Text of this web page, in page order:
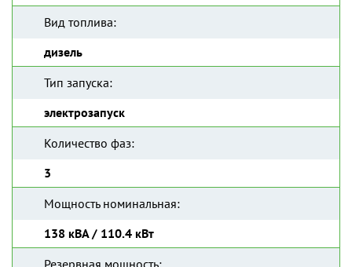
Вид топлива:
дизель
Тип запуска:
электрозапуск
Количество фаз:
3
Мощность номинальная:
138 кВА / 110.4 кВт
Резервная мощность: